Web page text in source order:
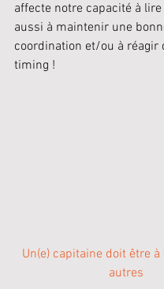
affecte notre capacité à
aussi à maintenir une
coordination et/ou à réagir
timing !
Un(e) capitaine doit être
autres